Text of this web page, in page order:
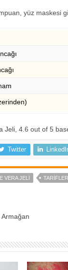
yüz maskesi
Jeli 4.6 out of 5
Twitter
VERA JELI TARIFLER